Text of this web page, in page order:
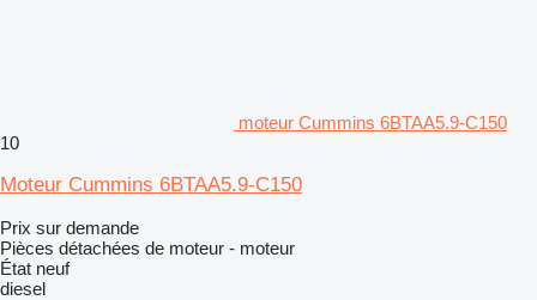
moteur Cummins 6BTAA5.9-C150
10
Moteur Cummins 6BTAA5.9-C150
Prix sur demande
Pièces détachées de moteur - moteur
État neuf
diesel